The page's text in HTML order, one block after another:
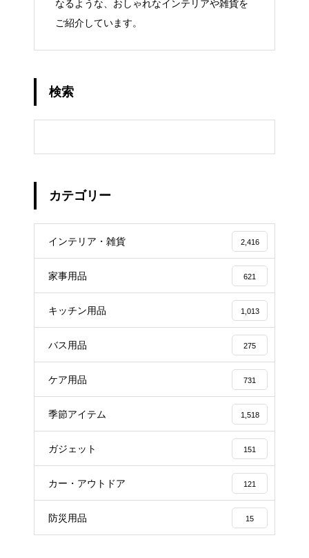
なるような、おしゃれなインテリアや雑貨を
ご紹介しています。
検索
カテゴリー
インテリア・雑貨 2,416
家事用品 621
キッチン用品 1,013
バス用品 275
ケア用品 731
季節アイテム 1,518
ガジェット 151
カー・アウトドア 121
防災用品 15